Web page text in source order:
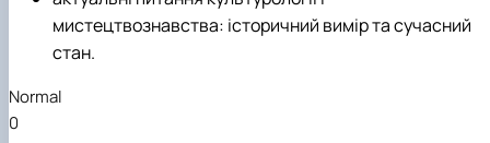
мистецтвознавства: історичний вимір та сучасний
стан.
Normal
0